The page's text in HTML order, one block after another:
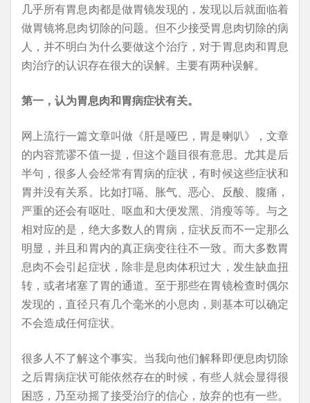
几乎所有胃息肉都是做胃镜发现的，发现以后就面临着
做胃镜将息肉切除的问题。但不少接受胃息肉切除的病
人，并不明白为什么要做这个治疗，对于胃息肉和胃息
肉治疗的认识存在很大的误解。主要有两种误解。
第一，认为胃息肉和胃病症状有关。
网上流行一篇文章叫做《肝是哑巴，胃是喇叭》，文章
的内容荒谬不值一提，但这个题目很有意思。尤其是后
半句，很多人会经常有胃病的症状，有时候这些症状和
胃并没有关系。比如打嗝、胀气、恶心、反酸、腹痛，
严重的还会有呕吐、呕血和大便发黑、消瘦等等。与之
相对应的是，绝大多数人的胃病，症状反而不一定那么
明显，并且和胃内的真正病变往往不一致。而大多数胃
息肉不会引起症状，除非是息肉体积过大，发生缺血扭
转，或者堵塞了胃的通道。至于那些在胃镜检查时偶尔
发现的，直径只有几个毫米的小息肉，则基本可以确定
不会造成任何症状。
很多人不了解这个事实。当我向他们解释即便息肉切除
之后胃病症状可能依然存在的时候，有些人就会显得很
困惑，乃至动摇了接受治疗的信心，放弃的也有一些。